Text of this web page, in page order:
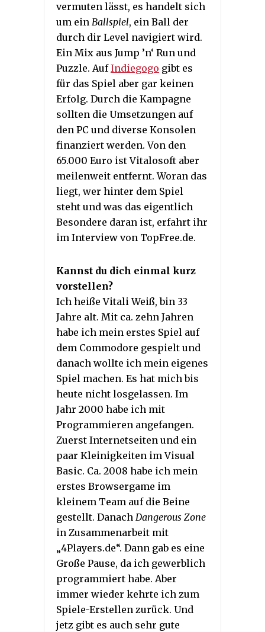
vermuten lässt, es handelt sich
um ein Ballspiel, ein Ball der
durch dir Level navigiert wird.
Ein Mix aus Jump ’n‘ Run und
Puzzle. AufIndiegogo gibt es
für das Spiel aber gar keinen
Erfolg. Durch die Kampagne
sollten die Umsetzungen auf
den PC und diverse Konsolen
finanziert werden. Von den
65.000 Euro ist Vitalosoft aber
meilenweit entfernt. Woran das
liegt, wer hinter dem Spiel
steht und was das eigentlich
Besondere daran ist, erfahrt ihr
im Interview von TopFree.de.
Kannst du dich einmal kurz
vorstellen?
Ich heiße Vitali Weiß, bin 33
Jahre alt. Mit ca. zehn Jahren
habe ich mein erstes Spiel auf
dem Commodore gespielt und
danach wollte ich mein eigenes
Spiel machen. Es hat mich bis
heute nicht losgelassen. Im
Jahr 2000 habe ich mit
Programmieren angefangen.
Zuerst Internetseiten und ein
paar Kleinigkeiten im Visual
Basic. Ca. 2008 habe ich mein
erstes Browsergame im
kleinem Team auf die Beine
gestellt. Danach Dangerous Zone
in Zusammenarbeit mit
„4Players.de“. Dann gab es eine
Große Pause, da ich gewerblich
programmiert habe. Aber
immer wieder kehrte ich zum
Spiele-Erstellen zurück. Und
jetz gibt es auch sehr gute